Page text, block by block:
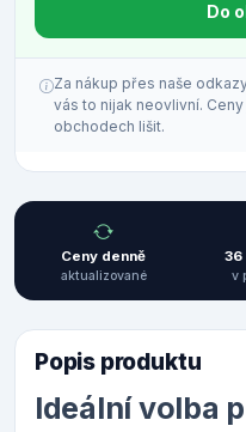
Do
Za nákup přes naše
vás to nijak neovlivní.
obchodech lišit.
Ceny denně
aktualizované
36
v
Popis produktu
Ideální volba